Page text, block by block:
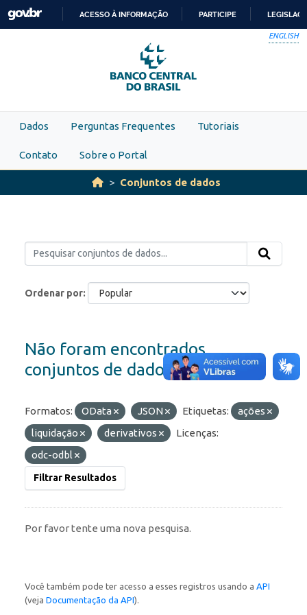
Skip to main content
PARA
O
CONTEÚDO
ACESSO À INFORMAÇÃO PARTICIPE
ENGLISH
Dados Perguntas Frequentes Tutoriais
Contato Sobre o Portal
Conjuntos de dados
Ordenar por
Não foram encontrados
conjuntos de dados
Formatos: OData JSON Etiquetas:
ações
liquidação
derivativos
Licenças:
odc-odbl
Filtrar Resultados
Por favor tente uma nova pesquisa.
Você também pode ter acesso a esses registros usando a API
(veja Documentação da API).